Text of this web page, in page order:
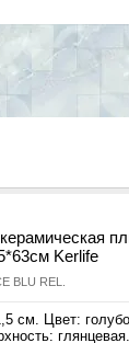
Kerlife
BLU REL.
см. Цвет: